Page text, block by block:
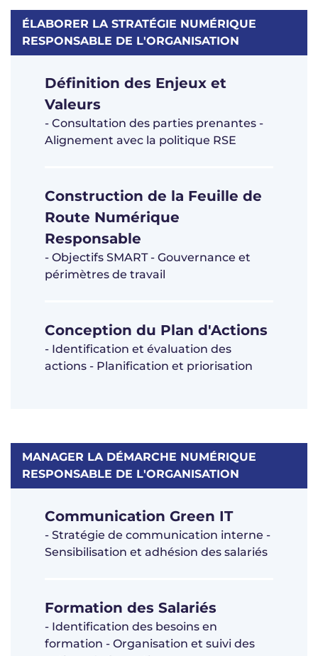
ÉLABORER LA STRATÉGIE NUMÉRIQUE
RESPONSABLE DE L'ORGANISATION
Définition des Enjeux et
Valeurs
- Consultation des parties prenantes -
Alignement avec la politique RSE
Construction de la Feuille de
Route Numérique
Responsable
- Objectifs SMART - Gouvernance et
périmètres de travail
Conception du Plan d'Actions
- Identification et évaluation des
actions - Planification et priorisation
MANAGER LA DÉMARCHE NUMÉRIQUE
RESPONSABLE DE L'ORGANISATION
Communication Green IT
- Stratégie de communication interne -
Sensibilisation et adhésion des salariés
Formation des Salariés
- Identification des besoins en
formation - Organisation et suivi des